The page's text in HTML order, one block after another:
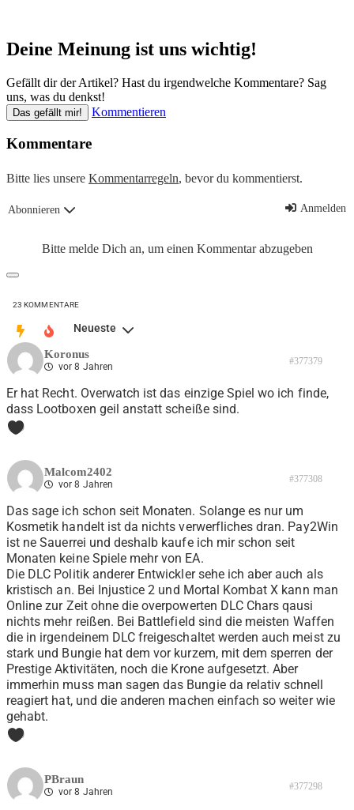
Deine Meinung ist uns wichtig!
Gefällt dir der Artikel? Hast du irgendwelche Kommentare? Sag
uns, was du denkst!
Das gefällt mir! Kommentieren
Kommentare
Bitte lies unsere Kommentarregeln, bevor du kommentierst.
Abonnieren Anmelden
Bitte melde Dich an, um einen Kommentar abzugeben
23 KOMMENTARE
Neueste
Koronus
vor 8 Jahren #377379
Er hat Recht. Overwatch ist das einzige Spiel wo ich finde,
dass Lootboxen geil anstatt scheiße sind.
0
Malcom2402
vor 8 Jahren #377308
Das sage ich schon seit Monaten. Solange es nur um
Kosmetik handelt ist da nichts verwerfliches dran. Pay2Win
ist ne Sauerrei und deshalb kaufe ich mir schon seit
Monaten keine Spiele mehr von EA.
Die DLC Politik anderer Entwickler sehe ich aber auch als
kristisch an. Bei Injustice 2 und Mortal Kombat X kann man
Online zur Zeit ohne die overpowerten DLC Chars qausi
nichts mehr reißen. Bei Battlefield sind die meisten Waffen
die in irgendeinem DLC freigeschaltet werden auch meist zu
stark und Bungie hat dem vor kurzem, mit dem sperren der
Prestige Aktivitäten, noch die Krone aufgesetzt. Aber
immerhin muss man sagen das Bungie da relativ schnell
reagiert hat, und die anderen machen einfach so weiter wie
gehabt.
0
PBraun
vor 8 Jahren #377298